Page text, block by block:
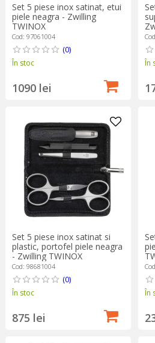
Set 5 piese inox satinat, etui
piele neagra - Zwilling
TWINOX
Cod: 97061004
(0)
În stoc
1090 lei
În
Set 5 piese inox satinat si
plastic, portofel piele neagra
- Zwilling TWINOX
Cod: 98681004
(0)
În stoc
875 lei
În